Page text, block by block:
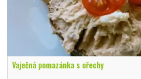
Vaječná pomazánka s ořechy